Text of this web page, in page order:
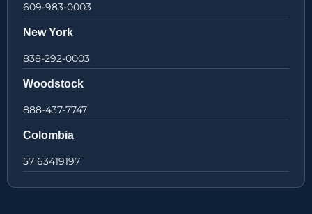
609-983-0003
New York
838-292-0003
Woodstock
888-437-7747
Colombia
57 63419197